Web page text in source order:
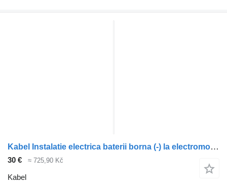
Kabel Instalatie electrica baterii borna (-) la electromotor 1794804 pro tahače DAF XF105
30 € ≈ 725,90 Kč
Kabel